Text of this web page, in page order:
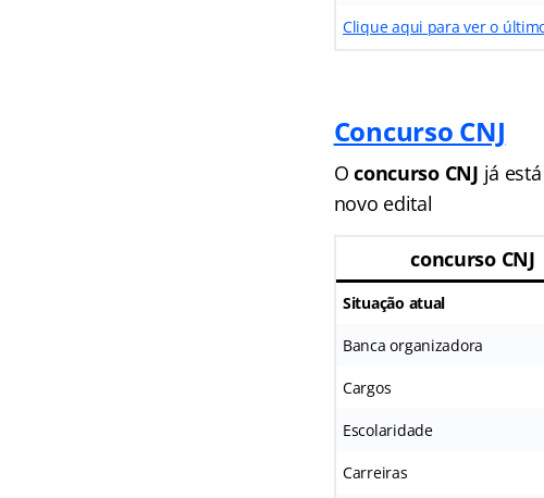
Clique aqui para ver o
Concurso CNJ
Oconcurso CNJ já
novo edital
concurso CNJ
Situação atual
Banca organizadora
Cargos
Escolaridade
Carreiras